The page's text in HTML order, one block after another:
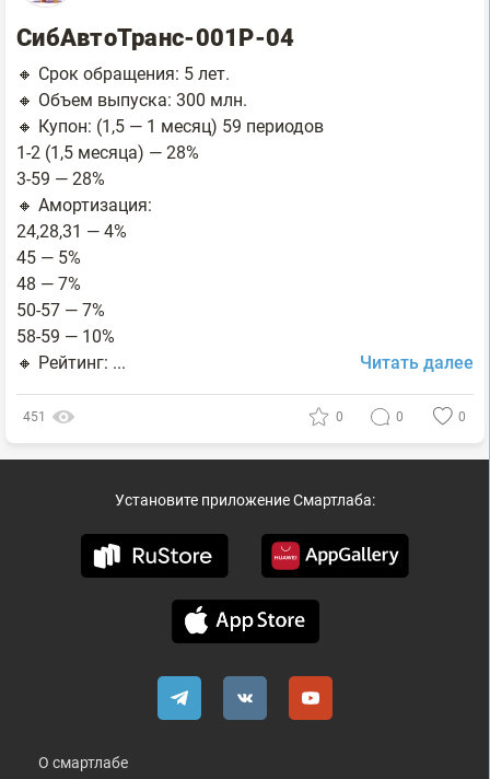
СибАвтоТранс-001P-04
🔸 Срок обращения: 5 лет.
🔸 Объем выпуска: 300 млн.
🔸 Купон: (1,5 — 1 месяц) 59 периодов
1-2 (1,5 месяца) — 28%
3-59 — 28%
🔸 Амортизация:
24,28,31 — 4%
45 — 5%
48 — 7%
50-57 — 7%
58-59 — 10%
🔸 Рейтинг: ...
Читать далее
451 0 0 0
Установите приложение Смартлаба:
О смартлабе